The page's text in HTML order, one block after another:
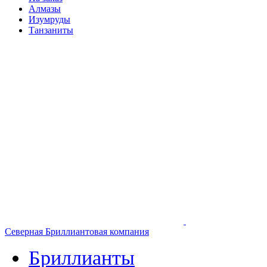
Алмазы
Изумруды
Танзаниты
Северная Бриллиантовая компания
Бриллианты